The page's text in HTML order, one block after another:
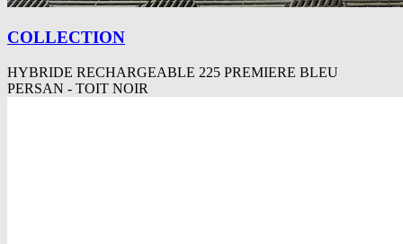
COLLECTION
HYBRIDE RECHARGEABLE 225 PREMIERE BLEU
PERSAN - TOIT NOIR